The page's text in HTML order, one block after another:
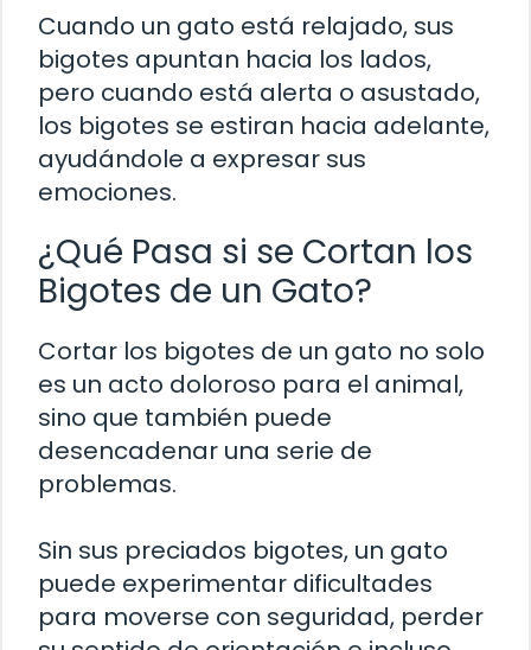
Cuando un gato está relajado, sus
bigotes apuntan hacia los lados,
pero cuando está alerta o asustado,
los bigotes se estiran hacia adelante,
ayudándole a expresar sus
emociones.
¿Qué Pasa si se Cortan los
Bigotes de un Gato?
Cortar los bigotes de un gato no solo
es un acto doloroso para el animal,
sino que también puede
desencadenar una serie de
problemas.
Sin sus preciados bigotes, un gato
puede experimentar dificultades
para moverse con seguridad, perder